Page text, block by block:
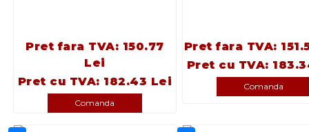
Pret fara TVA: 150.77
Lei
Pret cu TVA: 182.43 Lei
Comanda
Pret fara TVA:
Pret cu TVA:
Comanda